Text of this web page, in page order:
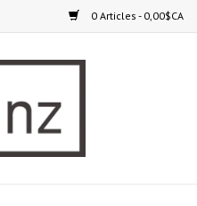
0 Articles - 0,00$CA